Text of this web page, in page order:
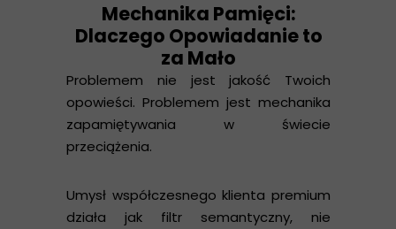
Mechanika Pamięci:
Dlaczego Opowiadanie to
za Mało
Problemem nie jest jakość Twoich
opowieści. Problemem jest mechanika
zapamiętywania w świecie
przeciążenia.
Umysł współczesnego klienta premium
działa jak filtr semantyczny, nie